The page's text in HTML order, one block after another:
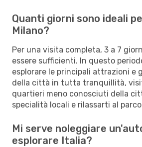
Quanti giorni sono ideali
Milano?
Per una visita completa, 3 a 7
essere sufficienti. In questo
esplorare le principali attrazioni e
della città in tutta tranquillità,
quartieri meno conosciuti della
specialità locali e rilassarti al
Mi serve noleggiare
esplorare Italia?